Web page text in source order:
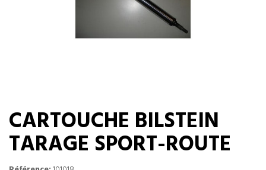
CARTOUCHE BILSTEIN
TARAGE SPORT-ROUTE